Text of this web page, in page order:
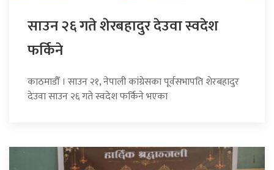
साउन २६ गते शेरबहादुर देउवा स्वदेश
फर्किने
काठमाडौँ । साउन २१, नेपाली कांग्रेसका पूर्वसभापति शेरबहादुर
देउवा साउन २६ गते स्वदेश फर्किने भएका